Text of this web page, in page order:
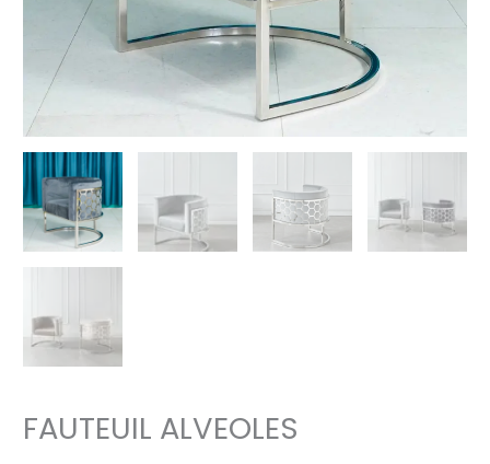
FAUTEUIL ALVEOLES